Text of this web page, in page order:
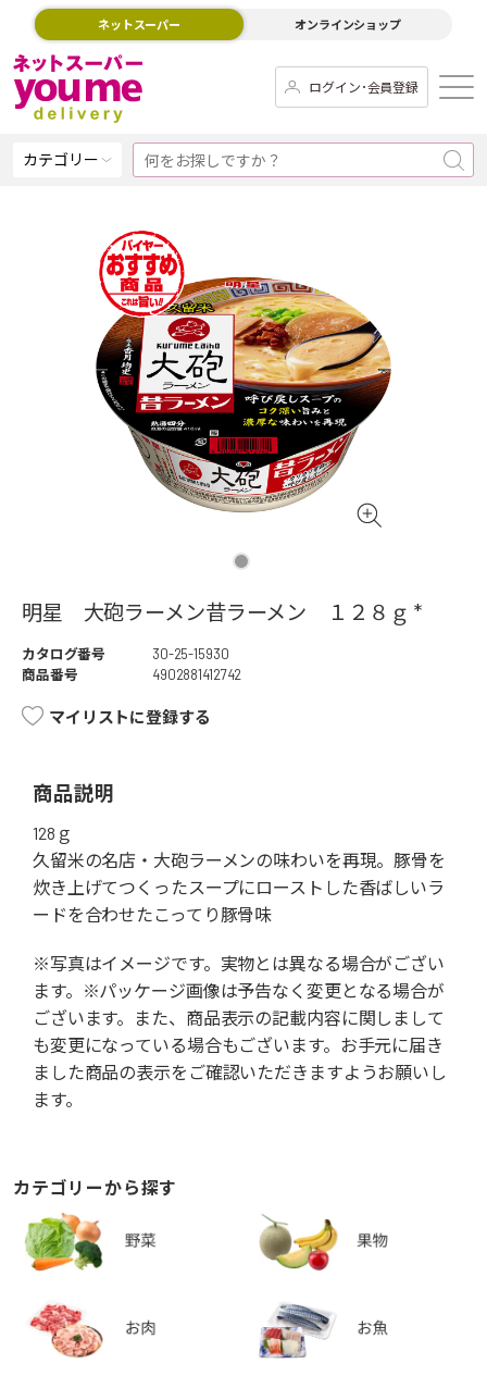
ネットスーパー オンラインショップ
ログイン･会員登録
カテゴリー
明星 大砲ラーメン昔ラーメン １２８ｇ *
カタログ番号
30-25-15930
商品番号
4902881412742
マイリストに登録する
商品説明
128ｇ
久留米の名店・大砲ラーメンの味わいを再現。豚骨を
炊き上げてつくったスープにローストした香ばしいラ
ードを合わせたこってり豚骨味
※写真はイメージです。実物とは異なる場合がござい
ます。※パッケージ画像は予告なく変更となる場合が
ございます。また、商品表示の記載内容に関しまして
も変更になっている場合もございます。お手元に届き
ました商品の表示をご確認いただきますようお願いし
ます。
カテゴリーから探す